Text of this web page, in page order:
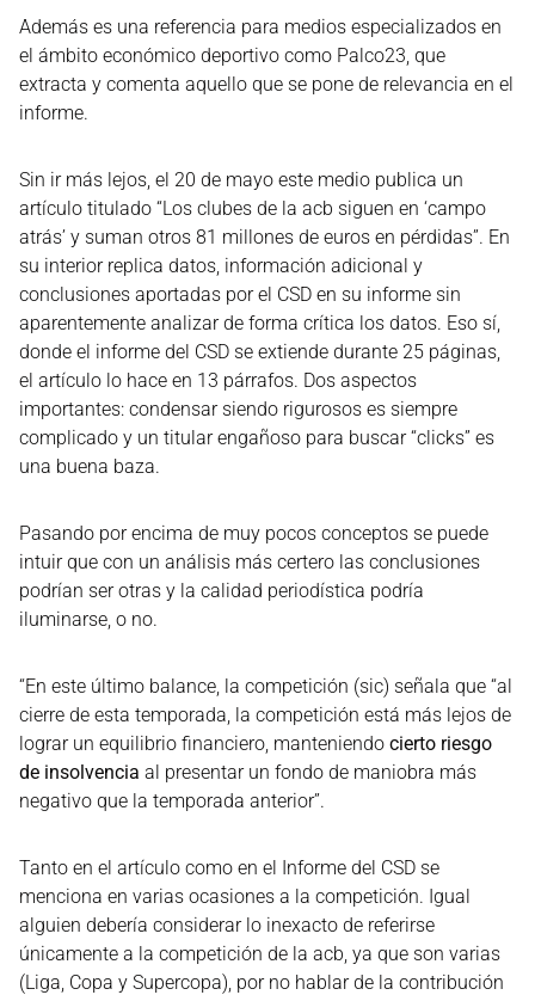
Además es una referencia para medios especializados en
el ámbito económico deportivo como Palco23, que
extracta y comenta aquello que se pone de relevancia en el
informe.
Sin ir más lejos, el 20 de mayo este medio publica un
artículo titulado “Los clubes de la acb siguen en ‘campo
atrás’ y suman otros 81 millones de euros en pérdidas”. En
su interior replica datos, información adicional y
conclusiones aportadas por el CSD en su informe sin
aparentemente analizar de forma crítica los datos. Eso sí,
donde el informe del CSD se extiende durante 25 páginas,
el artículo lo hace en 13 párrafos. Dos aspectos
importantes: condensar siendo rigurosos es siempre
complicado y un titular engañoso para buscar “clicks” es
una buena baza.
Pasando por encima de muy pocos conceptos se puede
intuir que con un análisis más certero las conclusiones
podrían ser otras y la calidad periodística podría
iluminarse, o no.
“En este último balance, la competición (sic) señala que “al
cierre de esta temporada, la competición está más lejos de
lograr un equilibrio financiero, manteniendo cierto riesgo
de insolvencia al presentar un fondo de maniobra más
negativo que la temporada anterior”.
Tanto en el artículo como en el Informe del CSD se
menciona en varias ocasiones a la competición. Igual
alguien debería considerar lo inexacto de referirse
únicamente a la competición de la acb, ya que son varias
(Liga, Copa y Supercopa), por no hablar de la contribución